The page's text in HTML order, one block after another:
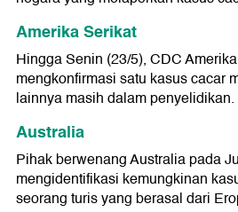
Amerika Serikat
Hingga Senin (23/5), CDC
mengkonfirmasi satu kasus cacar
lainnya masih dalam penyelidikan.
Australia
Pihak berwenang Australia pada
mengidentifikasi kemungkinan
seorang turis yang berasal dari